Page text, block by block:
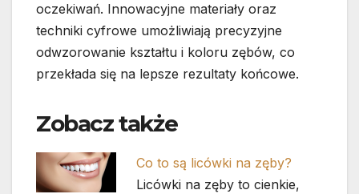
oczekiwań. Innowacyjne materiały oraz
techniki cyfrowe umożliwiają precyzyjne
odwzorowanie kształtu i koloru zębów, co
przekłada się na lepsze rezultaty końcowe.
Zobacz także
Co to są licówki na zęby?
Licówki na zęby to cienkie,